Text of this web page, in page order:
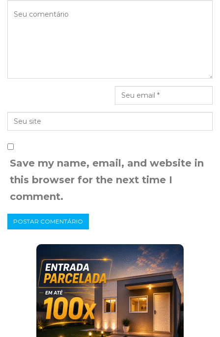
Save my name, email, and website in
this browser for the next time I
comment.